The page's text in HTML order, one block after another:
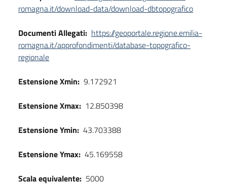
romagna.it/download-data/download-dbtopografico
Documenti Allegati: https://geoportale.regione.emilia-
romagna.it/approfondimenti/database-topografico-
regionale
Estensione Xmin: 9.172921
Estensione Xmax: 12.850398
Estensione Ymin: 43.703388
Estensione Ymax: 45.169558
Scala equivalente: 5000